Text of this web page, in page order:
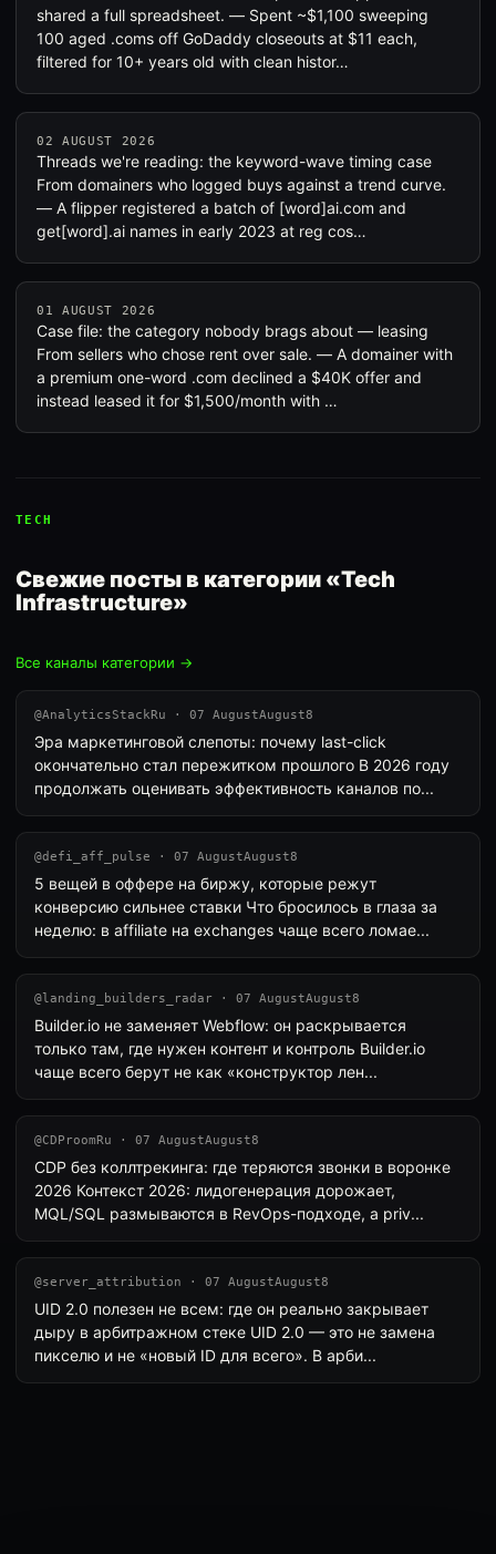
shared a full spreadsheet. — Spent ~$1,100 sweeping
100 aged .coms off GoDaddy closeouts at $11 each,
filtered for 10+ years old with clean histor…
02 AUGUST 2026
Threads we're reading: the keyword-wave timing case
From domainers who logged buys against a trend curve.
— A flipper registered a batch of [word]ai.com and
get[word].ai names in early 2023 at reg cos…
01 AUGUST 2026
Case file: the category nobody brags about — leasing
From sellers who chose rent over sale. — A domainer with
a premium one-word .com declined a $40K offer and
instead leased it for $1,500/month with …
TECH
Свежие посты в категории «Tech
Infrastructure»
Все каналы категории →
@AnalyticsStackRu · 07 AugustAugust8
Эра маркетинговой слепоты: почему last-click
окончательно стал пережитком прошлого В 2026 году
продолжать оценивать эффективность каналов по...
@defi_aff_pulse · 07 AugustAugust8
5 вещей в оффере на биржу, которые режут
конверсию сильнее ставки Что бросилось в глаза за
неделю: в affiliate на exchanges чаще всего ломае...
@landing_builders_radar · 07 AugustAugust8
Builder.io не заменяет Webflow: он раскрывается
только там, где нужен контент и контроль Builder.io
чаще всего берут не как «конструктор лен...
@CDProomRu · 07 AugustAugust8
CDP без коллтрекинга: где теряются звонки в воронке
2026 Контекст 2026: лидогенерация дорожает,
MQL/SQL размываются в RevOps-подходе, а priv...
@server_attribution · 07 AugustAugust8
UID 2.0 полезен не всем: где он реально закрывает
дыру в арбитражном стеке UID 2.0 — это не замена
пикселю и не «новый ID для всего». В арби...